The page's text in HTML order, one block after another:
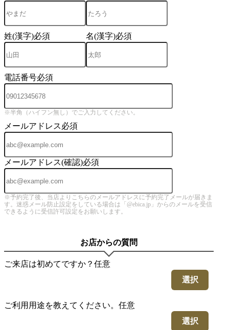
姓(漢字)必須 名(漢字)必須
電話番号必須
※半角（ハイフン無し）でご入力してください。
メールアドレス必須
メールアドレス(確認)必須
※予約完了後、当店よりこちらのメールアドレスに予約完了メールが届きま
す。迷惑メール防止設定をしている場合は「@ebica.jp」からのメールを受信
できるように受信許可設定をお願いします。
お店からの質問
ご来店は初めてですか？ 任意
選択
ご利用用途を教えてください。 任意
選択